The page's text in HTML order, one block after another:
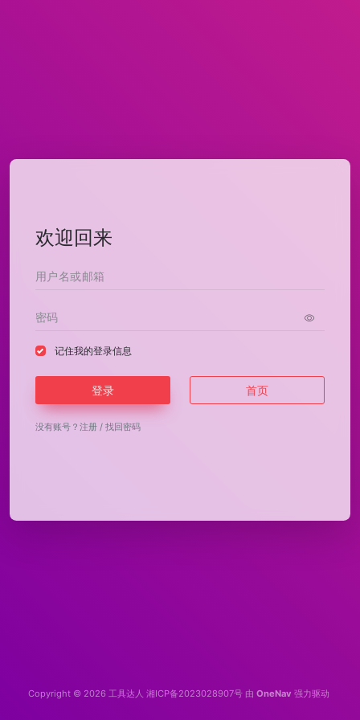
欢迎回来
记住我的登录信息
登录 首页
没有账号？ 注册 / 找回密码
Copyright © 2026 工具达人 湘ICP备2023028907号 由 OneNav 强力驱动